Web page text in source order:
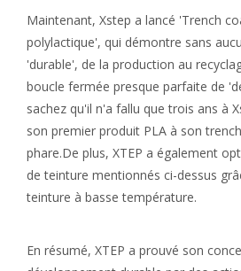
Maintenant, Xstep a lancé 'Trench
polylactique', qui démontre sans
'durable', de la production au
boucle fermée presque parfaite de
sachez qu'il n'a fallu que trois ans à
son premier produit PLA à son
phare.De plus, XTEP a également
de teinture mentionnés ci-dessus
teinture à basse température.
En résumé, XTEP a prouvé son